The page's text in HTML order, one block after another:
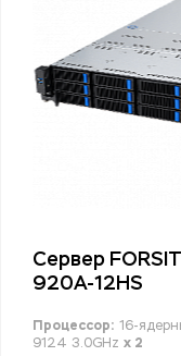
Сервер
920A-12HS
Процессор: 16-
9124 3.0GHz x 2